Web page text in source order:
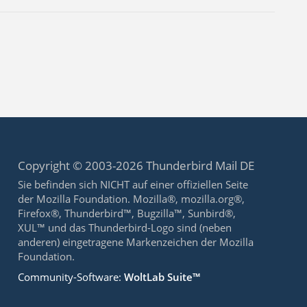
Copyright © 2003-2026 Thunderbird Mail DE
Sie befinden sich NICHT auf einer offiziellen Seite
der Mozilla Foundation. Mozilla®, mozilla.org®,
Firefox®, Thunderbird™, Bugzilla™, Sunbird®,
XUL™ und das Thunderbird-Logo sind (neben
anderen) eingetragene Markenzeichen der Mozilla
Foundation.
Community-Software:WoltLab Suite™